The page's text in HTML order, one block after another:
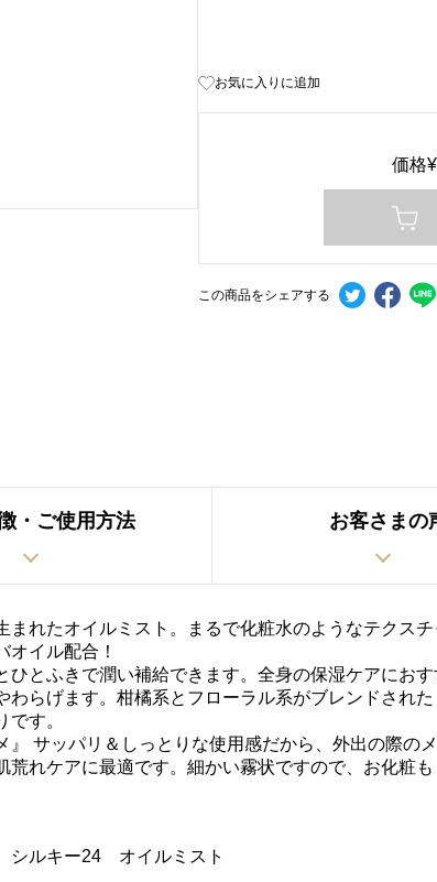
グリセリン、テトラヘキシルデカン酸
０、 乳酸Ｎａ、レシチン、トコフェロ
お気に入りに追加
価格¥
この商品をシェアする
・ご使用方法 お客さまの
まれたオイルミスト。まるで化粧水のようなテクスチ
オイル配合！
ひとふきで潤い補給できます。全身の保湿ケアにお
わらげます。柑橘系とフローラル系がブレンドされ
です。
』 サッパリ＆しっとりな使用感だから、外出の際の
荒れケアに最適です。細かい霧状ですので、お化粧
シルキー24 オイルミスト